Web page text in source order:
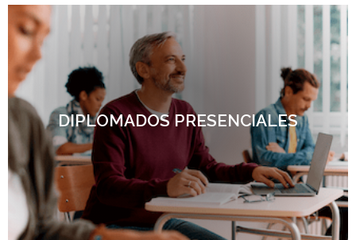
DIPLOMADOS PRESENCIALES